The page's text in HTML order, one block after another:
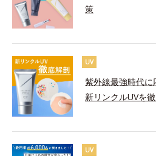
策
UV
紫外線最強時代
新リンクルUVを
UV